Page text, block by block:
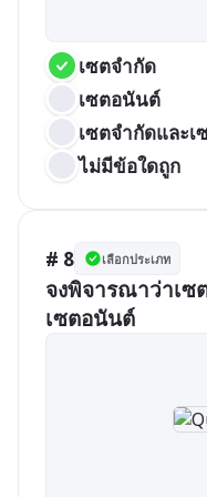
เซตจำกัด
เซตอนันต์
เซตจำกัดและ
ไม่มีข้อใดถูก
# 8 เลือกประเภท
จงพิจารณาว่าเซ
เซตอนันต์